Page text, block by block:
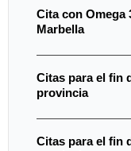
Cita con Omega
Marbella
Citas para el fin
provincia
Citas para el fin